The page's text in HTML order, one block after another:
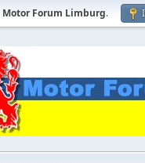
Motor Forum Limburg.